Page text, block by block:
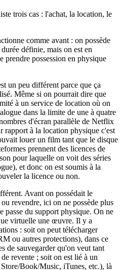
trois cas : l'achat, la location, le
comme avant : on possède
définie, mais on est en
prendre possession en physique
un peu différent parce que ça
Même si on pourrait dire que
à un service de location où on
dans la limite de une à quatre
d'écran parallèle de Netflix
rapport à la location physique c'est
louer un film tant que le disque
prennent des licences de
pour laquelle on voit des séries
et donc on est soumis à la
la licence ou non.
Avant on possédait le
revendre, ici on ne possède plus
passe du support physique. On ne
virtuelle une œuvre. Il y a
: soit on peut télécharger
ou autres protections), dans ce
de sauvegarder qu'on veut tant
revente ; soit on est lié à un
Book/Music, iTunes, etc.), là